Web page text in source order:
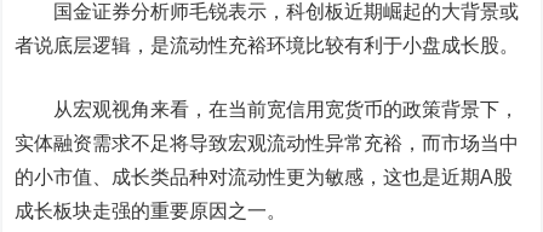
国金证券分析师毛锐表示，科创板近期崛起的大背景或
者说底层逻辑，是流动性充裕环境比较有利于小盘成长股。
从宏观视角来看，在当前宽信用宽货币的政策背景下，
实体融资需求不足将导致宏观流动性异常充裕，而市场当中
的小市值、成长类品种对流动性更为敏感，这也是近期A股
成长板块走强的重要原因之一。